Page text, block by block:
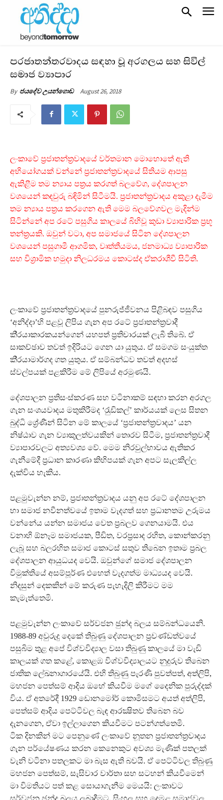
ප‍්‍රජාතන්ත‍්‍රවාදය සඳහා වූ අරගලය සහ සිවිල්
සමාජ ව්‍යාපාර
By ජයදේව උයන්ගොඩ August 26, 2018
ලංකාවේ ප‍්‍රජාතන්ත‍්‍රවාදයේ වර්තමාන මොහොතේ ඇති
අභියෝගයක් වන්නේ ප‍්‍රජාතන්ත‍්‍රවාදයේ සිතියම ආපසු
ඇකිළීම තම න්‍යාය පත‍්‍රය කරගත් බලවේග, දේශපාලන
වශයෙන් කඳවුරු බඳිමින් සිටීමයි. ප‍්‍රජාතන්ත‍්‍රවාදය අකුළා දැමීම
තම න්‍යාය පත‍්‍රය කරගෙන ඇති මෙම බලවේගවල මැදින්ම
සිටින්නේ අප රටේ පසුගිය කාලයේ බිහිවූ කුඩා ව්‍යාපාරික ප‍්‍රභූ
තන්ත‍්‍රයකි. ඔවුන් වටා, අප සමාජයේ සිටින දේශපාලන
වශයෙන් පසුගාමී ආගමික, වෘත්තීයමය, ජනමාධ්‍ය ව්‍යාපාරික
සහ විශ‍්‍රාමික හමුදා නිලධරමය කොටස්ද ඒකරාශීවී සිටිති.
ලංකාවේ ප‍්‍රජාතන්ත‍්‍රවාදයේ පුනරුජ්ජීවනය පිළිබඳව පසුගිය
‘අනිද්දා’හි පළවූ ලිපිය ගැන අප රටේ ප‍්‍රජාතන්ත‍්‍රවාදී
කි‍්‍රයාකාරකයන්ගෙන් යහපත් ප‍්‍රතිචාරයක් ලැබී තිබේ. ඒ
සාකච්ඡාව තවත් ඉදිරියට ගෙන යා යුතුය. ඒ සමගම සංයුක්ත
කි‍්‍රයාමාර්ගද ගත යුතුය. ඒ සම්බන්ධව තවත් අදහස්
ස්වල්පයක් පළකිරීම මේ ලිපියේ අරමුණයි.
දේශපාලන ප‍්‍රතිසංස්කරණ සහ වටිනාකම් සඳහා කරන අරගල
ගැන සංශයවාදය මතුකිරීමද ‘රැුඩිකල්’ කාර්යයක් ලෙස සිතන
බුද්ධි ශ්‍රේණීන් සිටින මේ කාලයේ ‘ප‍්‍රජාතන්ත‍්‍රවාදය’ යන
නිෂ්ඨාව ගැන ව්‍යාකුලත්වයකින් තොරව සිටීම, ප‍්‍රජාතන්ත‍්‍රවාදී
ව්‍යාපාරවලට අත්‍යවශ්‍ය වේ. මෙම නිරවුල්භාවය ඇතිකර
ගැනීමේදී ප‍්‍රධාන කාරණා කිහිපයක් ගැන අපට සැලකිල්ල
දැක්විය හැකිය.
පළමුවැන්න නම්, ප‍්‍රජාතන්ත‍්‍රවාදය යනු අප රටේ දේශපාලන
හා සමාජ නවීනත්වයේ ඉතාම වැදගත් සහ ප‍්‍රධානතම උරුමය
වන්නේය යන්න සමාජය වෙත ප‍්‍රබලව ගෙනයාමයි. එය
වනාහි ඕනෑම සමාජයක, පීඩිත, වරප‍්‍රසාද රහිත, කොන්කරනු
ලැබූ සහ බලරහිත සමාජ කොටස් සතුව තිබෙන ඉතාම ප‍්‍රබල
දේශපාලන ආයුධයද වෙයි. ඔවුන්ගේ සමාජ දේශපාලන
විමුක්තියේ අසම්පූර්ණ එහෙත් වැදගත්ම මාධ්‍යයද වෙයි.
නිදසුන් දෙකකින් මේ කරුණ පැහැදිලි කිරීමට මම
කැමැත්තෙමි.
පළමුවැන්න ලංකාවේ සර්වජන ඡුන්ද බලය සම්බන්ධයෙනි.
1988-89 අවුරුදු දෙකේ තිබුණු දේශපාලන ප‍්‍රචණ්ඩත්වයේ
පසුබිම තුළ අපේ විශ්වවිද්‍යාල වසා තිබුණු කාලයේ මා වැඩි
කාලයක් ගත කළේ, කොළඹ විශ්වවිද්‍යාලයට නුදුරුව තිබෙන
ජාතික ලේඛනාගාරයේයි. එහි තිබුණු පැරණි පුවත්පත්, අත්ලිපි,
මහජන පෙත්සම් ආදිය ඔහේ කියවීම මගේ දෛනික පුරුද්දක්
විය. ඒ අතරේදී 1929 ඩොනමෝර් කොමිසමට අයත් අත්ලිපි,
පෙත්සම් ආදිය පෙට්ටිවල බැඳ ආරක්‍ෂිතව තිබෙන බව
දැනගෙන, ඒවා ඉල්ලාගෙන කියවීමට පටන්ගත්තෙමි.
ටික දිනකින් මට පෙනුණේ ලංකාවේ නූතන ප‍්‍රජාතන්ත‍්‍රවාදය
ගැන පර්යේෂණය කරන කෙනෙකුට අවශ්‍ය මැණික් පතලක්
වැනි වටිනා පතලකට මා බැස ඇති බවයි. ඒ පෙට්ටිවල තිබුණු
මහජන පෙත්සම්, සැසිවාර වාර්තා සහ සටහන් කියවීමෙන්
මා විමතියට පත් කළ සොයාගැනීම මෙයයි: ලංකාවට
සර්වජන ඡන්ද බලය ලබාදීමට, සිංහල සහ දෙමළ සමාජවල